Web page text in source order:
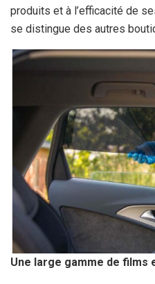
produits et à l’efficacité de
se distingue des autres
Une large gamme de